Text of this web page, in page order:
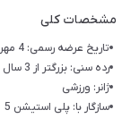
مشخصات کلی
تاریخ عرضه رسمی: 4 مهر 1404
رده سنی: بزرگتر از 3 سال
ژانر: ورزشی
سازگار با: پلی استیشن 5